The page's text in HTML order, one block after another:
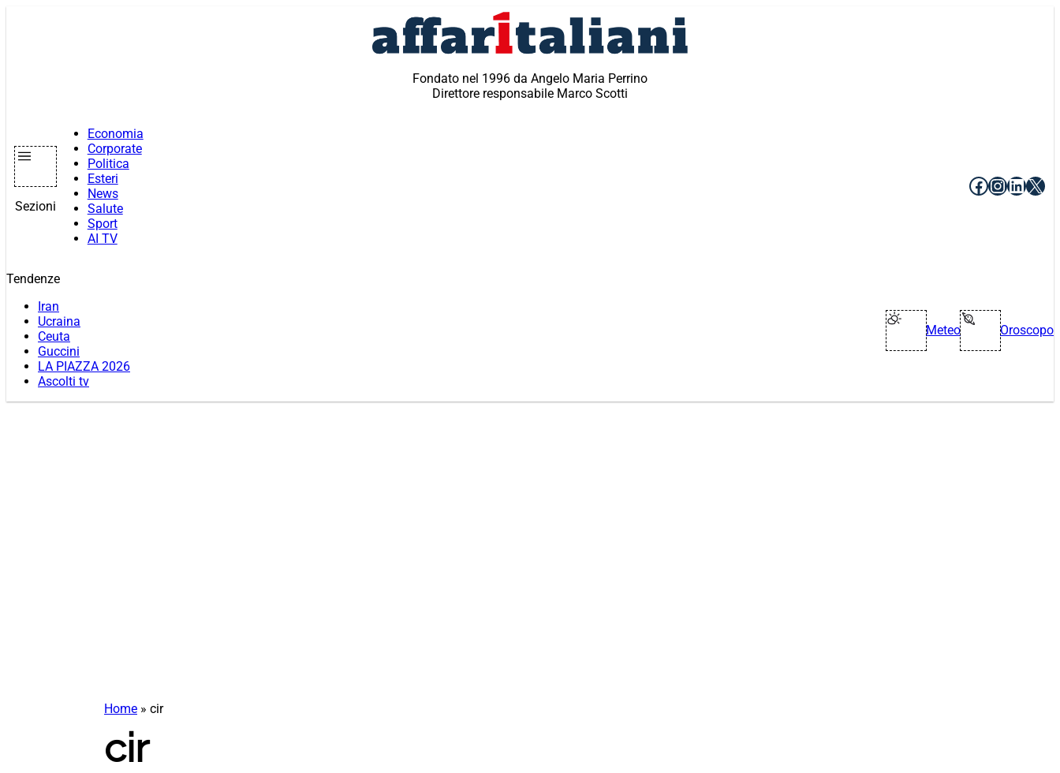
Fondato nel 1996 da Angelo Maria Perrino
Direttore responsabile Marco Scotti
Sezioni
Economia
Corporate
Politica
Esteri
News
Salute
Sport
AI TV
Facebook
X
Tendenze
Iran
Ucraina
Ceuta
Guccini
LA PIAZZA 2026
Ascolti tv
Meteo Oroscopo
Home » cir
cir